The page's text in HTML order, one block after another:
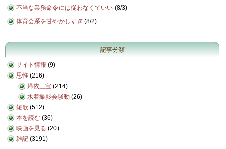
不当な業務命令には従わなくていい (8/3)
体育会系を甘やかしすぎ (8/2)
記事分類
サイト情報 (9)
思惟 (216)
帰依三宝 (214)
水着撮影会騒動 (26)
短歌 (512)
本を読む (36)
映画を見る (20)
雑記 (3191)